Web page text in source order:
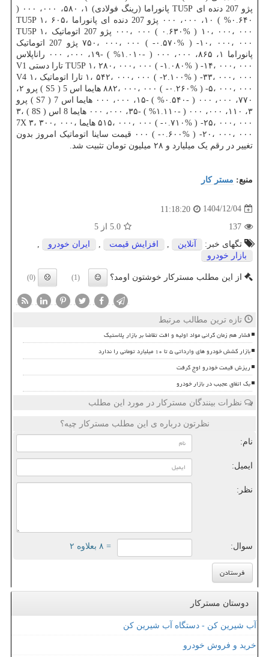
پژو 207 دنده ای TU5P پانوراما (رینگ فولادی) ۱، ۵۸۰، ۰۰۰، ۰۰۰ (
۰.۶۴۰% ) ۱۰، ۰۰۰، ۰۰۰ پژو 207 دنده ای پانوراما TU5P ۱، ۶۰۵،
۰۰۰، ۰۰۰ ( ۰.۶۳۰% ) ۱۰، ۰۰۰، ۰۰۰ پژو 207 اتوماتیک TU5P ۱،
۷۵۰، ۰۰۰، ۰۰۰ ( -۰.۵۷۰% ) -۱۰، ۰۰۰، ۰۰۰ پژو 207 اتوماتیک
پانوراما ۱، ۸۶۵، ۰۰۰، ۰۰۰ ( -۱.۰۱۰% ) -۱۹، ۰۰۰، ۰۰۰ راناپلاس
TU5P ۱، ۲۸۰، ۰۰۰، ۰۰۰ ( -۱.۰۸۰% ) -۱۴، ۰۰۰، ۰۰۰ تارا دستی V1
۱، ۵۴۲، ۰۰۰، ۰۰۰ ( -۲.۱۰۰% ) -۳۳، ۰۰۰، ۰۰۰ تارا اتوماتیک V4 ۱،
۸۸۲، ۰۰۰، ۰۰۰ ( -۰.۲۶۰% ) -۵، ۰۰۰، ۰۰۰ هایما اس 5 ( S5 ) پرو ۲،
۷۷۰، ۰۰۰، ۰۰۰ ( -۰.۵۴۰% ) -۱۵، ۰۰۰، ۰۰۰ هایما اس 7 ( S7 ) پرو
۳، ۱۱۰، ۰۰۰، ۰۰۰ ( -۱.۱۱۰% ) -۳۵، ۰۰۰، ۰۰۰ هایما 8 اس ( 8S ) ۳،
۵۱۵، ۰۰۰، ۰۰۰ ( -۰.۷۱۰% ) -۲۵، ۰۰۰، ۰۰۰ هایما 7X ۳، ۳۰۰، ۰۰۰،
۰۰۰ ( -۰.۶۰۰% ) -۲۰، ۰۰۰، ۰۰۰ قیمت ساینا اتوماتیک امروز بدون
تغییر در رقم یک میلیارد و ۲۸ میلیون تومان تثبیت شد.
منبع: مستر كار
1404/12/04
11:18:20
137
5.0 از 5
تگهای خبر:
آنلاین افزایش قیمت ایران خودرو
بازار خودرو
از این مطلب مسترکار خوشتون اومد؟ (1)
(0)
تازه ترین مطالب مرتبط
فشار هم زمان گرانی مواد اولیه و افت تقاضا بر بازار پلاستیک
بازار کشش خودرو های وارداتی ۵ تا ۱۰ میلیارد تومانی را ندارد
ریزش قیمت خودرو اوج گرفت
بک اتفاق عجیب در بازار خودرو
نظرات بینندگان مسترکار در مورد این مطلب
نظرتون درباره ی این مطلب مسترکار چیه؟
نام:
ایمیل:
نظر:
سوال: = ۸ بعلاوه ۲
دوستان مسترکار
آب شیرین کن - دستگاه آب شیرین کن
خرید و فروش خودرو